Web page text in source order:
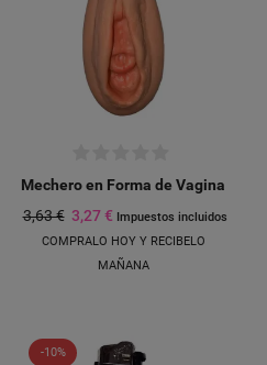
Mechero en Forma de Vagina
3,63 € 3,27 € Impuestos incluidos
COMPRALO HOY Y RECIBELO
MAÑANA
-10%